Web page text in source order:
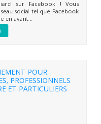
sur Facebook ! Vous
social tel que Facebook
avant...
POUR
PROFESSIONNELS
ET PARTICULIERS